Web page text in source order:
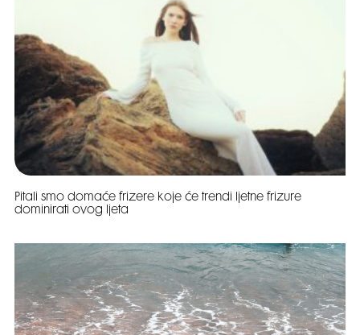
Pitali smo domaće frizere koje će trendi ljetne frizure
dominirati ovog ljeta